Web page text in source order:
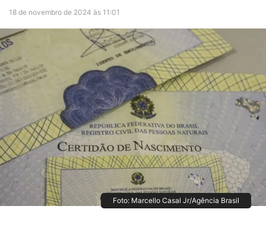
18 de novembro de 2024 às 11:01
Foto: Marcello Casal Jr/Agência Brasil